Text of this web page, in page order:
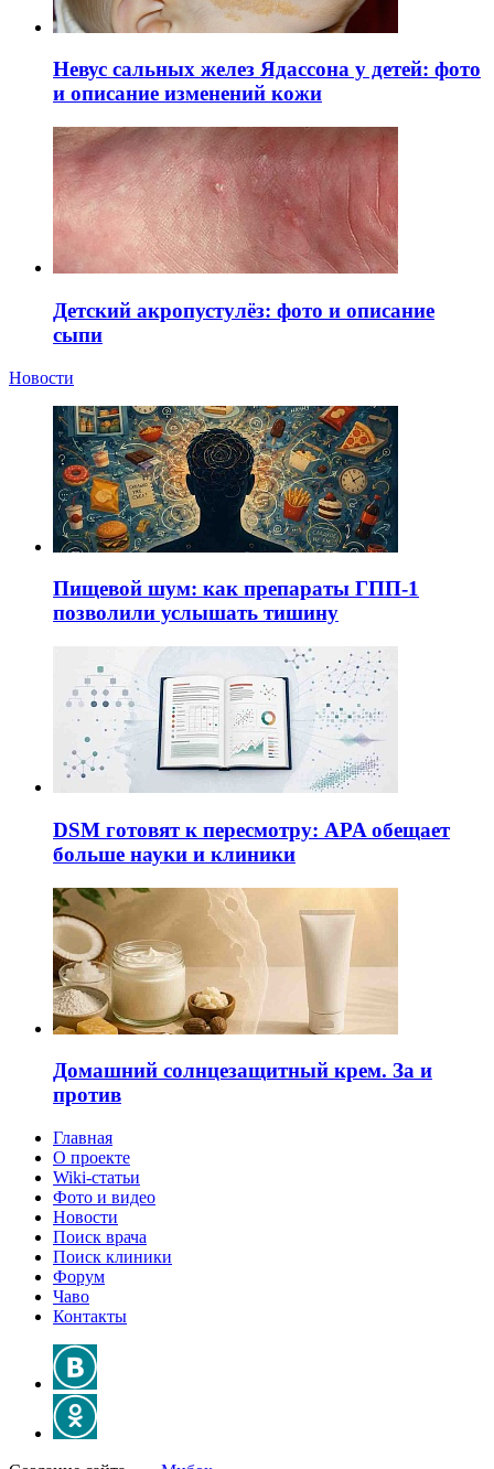
Невус сальных желез Ядассона у детей: фото
и описание изменений кожи
Детский акропустулёз: фото и описание
сыпи
Новости
Пищевой шум: как препараты ГПП-1
позволили услышать тишину
DSM готовят к пересмотру: APA обещает
больше науки и клиники
Домашний солнцезащитный крем. За и
против
Главная
О проекте
Wiki-статьи
Фото и видео
Новости
Поиск врача
Поиск клиники
Форум
Чаво
Контакты